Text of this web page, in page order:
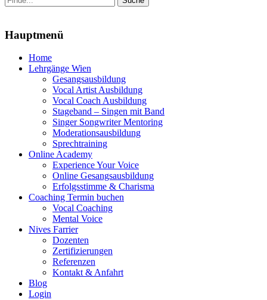
nach:
Hauptmenü
Zum
Inhalt
Home
Lehrgänge Wien
Gesangsausbildung
Vocal Artist Ausbildung
Vocal Coach Ausbildung
Stageband – Singen mit Band
Singer Songwriter Mentoring
Moderationsausbildung
Sprechtraining
Online Academy
Experience Your Voice
Online Gesangsausbildung
Erfolgsstimme & Charisma
Coaching Termin buchen
Vocal Coaching
Mental Voice
Nives Farrier
Dozenten
Zertifizierungen
Referenzen
Kontakt & Anfahrt
Blog
Login